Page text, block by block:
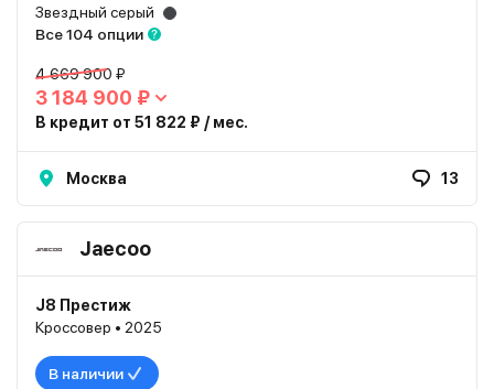
Звездный серый
Все 104 опции
4 669 900 ₽
3 184 900 ₽
В кредит от 51 822 ₽ / мес.
Москва 13
Jaecoo
J8 Престиж
Кроссовер • 2025
В наличии